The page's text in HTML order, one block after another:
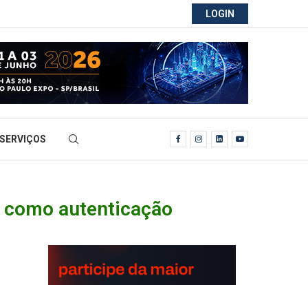
LOGIN
autenticação